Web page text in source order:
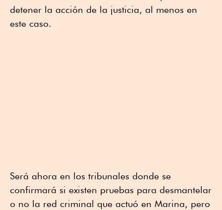
detener la acción de la justicia, al menos en
este caso.
Será ahora en los tribunales donde se
confirmará si existen pruebas para desmantelar
o no la red criminal que actuó en Marina, pero